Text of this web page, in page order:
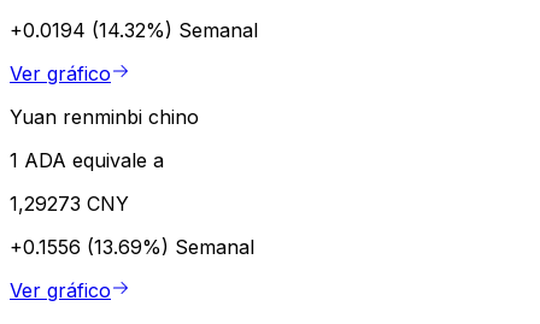
+0.0194 (14.32%) Semanal
Ver gráfico
Yuan renminbi chino
1 ADA equivale a
1,29273 CNY
+0.1556 (13.69%) Semanal
Ver gráfico